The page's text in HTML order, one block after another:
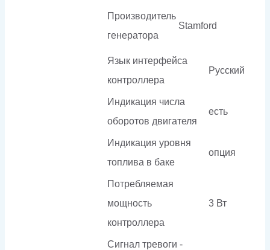
Производитель
генератора
Stamford
Язык интерфейса
контроллера
Русский
Индикация числа
оборотов двигателя
есть
Индикация уровня
топлива в баке
опция
Потребляемая
мощность
контроллера
3 Вт
Сигнал тревоги -